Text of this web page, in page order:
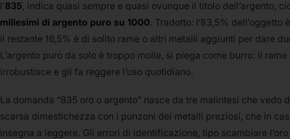
l’835, indica quasi sempre e quasi ovunque il titolo dell’argento,
millesimi di argento puro su 1000. Tradotto: l’83,5% dell’oggetto
il restante 16,5% è di solito rame o altri metalli aggiunti per dare
L’argento puro da solo è troppo molle, si piega come burro: il rame
irrobustisce e gli fa reggere l’uso quotidiano.
La domanda “835 oro o argento” nasce da tre malintesi che vedo
scarsa dimestichezza con i punzoni dei metalli preziosi, che in
insegna a leggere. Gli errori di identificazione, tipo scambiare